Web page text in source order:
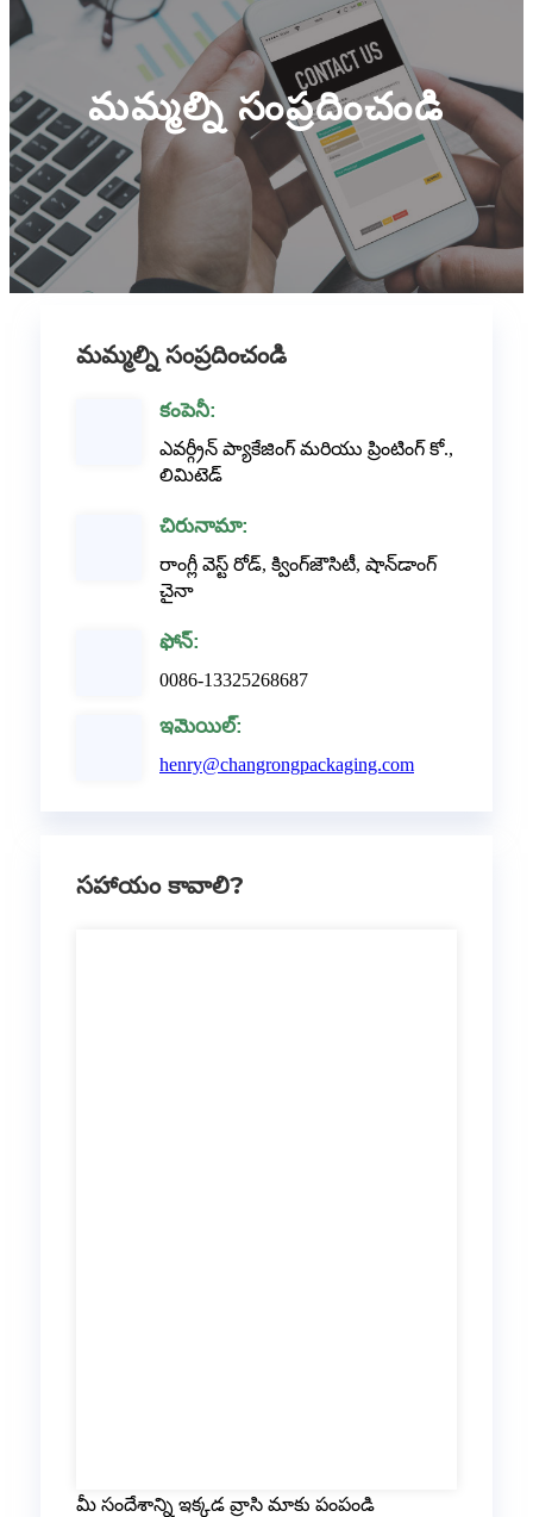
మమ్మల్ని సంప్రదించండి
మమ్మల్ని సంప్రదించండి
కంపెనీ:
ఎవర్గ్రీన్ ప్యాకేజింగ్ మరియు ప్రింటింగ్ కో.,
లిమిటెడ్
చిరునామా:
రాంగ్లీ వెస్ట్ రోడ్, క్వింగ్‌జౌసిటీ, షాన్‌డాంగ్
చైనా
ఫోన్:
0086-13325268687
ఇమెయిల్:
henry@changrongpackaging.com
సహాయం కావాలి?
మీ సందేశాన్ని ఇక్కడ వ్రాసి మాకు పంపండి